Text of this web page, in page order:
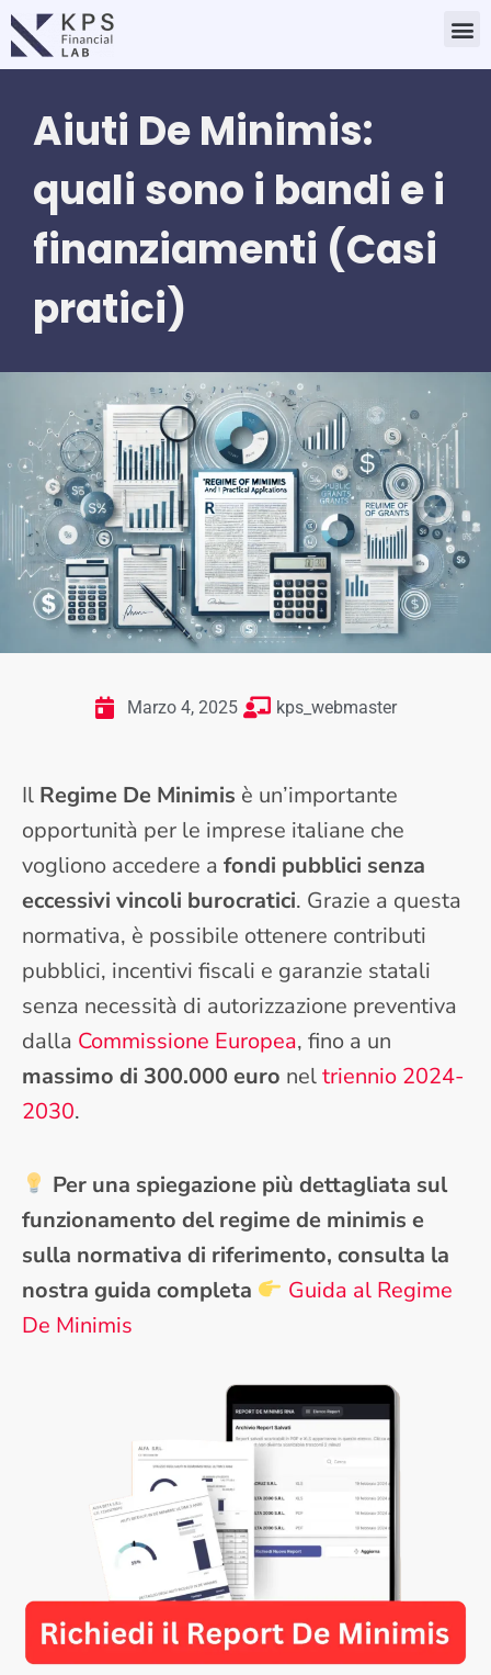
Vai
contenuto
Aiuti De Minimis:
quali sono i bandi e i
finanziamenti (Casi
pratici)
Marzo 4, 2025 kps_webmaster
Il Regime De Minimis è un’importante
opportunità per le imprese italiane che
vogliono accedere a fondi pubblici senza
eccessivi vincoli burocratici. Grazie a questa
normativa, è possibile ottenere contributi
pubblici, incentivi fiscali e garanzie statali
senza necessità di autorizzazione preventiva
dalla Commissione Europea, fino a un
massimo di 300.000 euro neltriennio 2024-
2030.
Per una spiegazione più dettagliata sul
funzionamento del regime de minimis e
sulla normativa di riferimento, consulta la
nostra guida completa
Guida al Regime
De Minimis